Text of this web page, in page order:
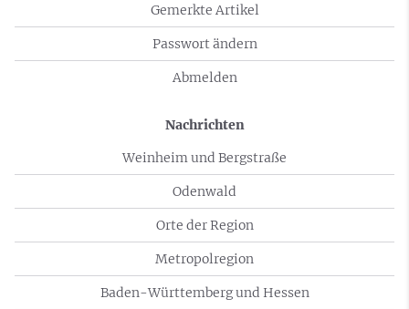
Gemerkte Artikel
Passwort ändern
Abmelden
Nachrichten
Weinheim und Bergstraße
Odenwald
Orte der Region
Metropolregion
Baden-Württemberg und Hessen